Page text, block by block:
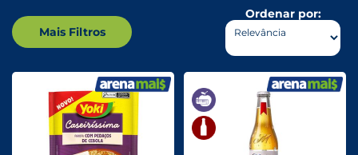
Mais Filtros
Ordenar por: